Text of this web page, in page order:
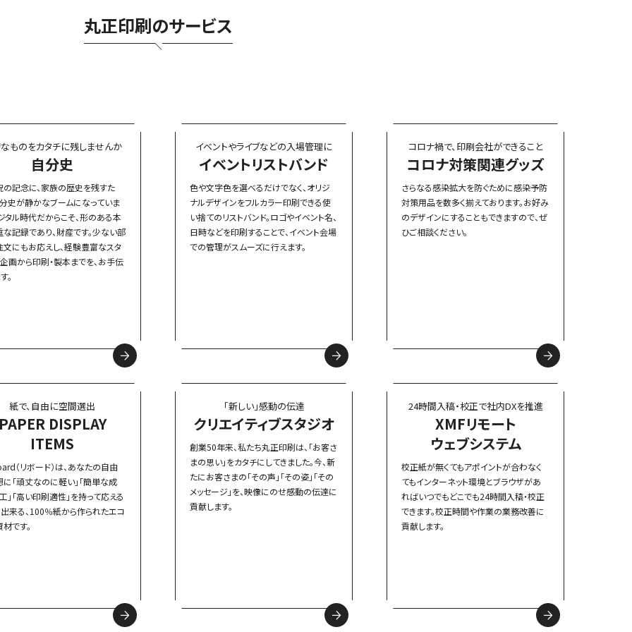
丸正印刷のサービス
ものをカタチに残しませんか
自分史
の記念に、家族の歴史を残すた
史が静かなブームになっていま
タル時代だからこそ、形のある本
記録であり、財産です。少ない部
にもお応えし、経験豊富なスタ
画から印刷・製本までを、お手伝
。
イベントやライブなどの入場管理に
イベントリストバンド
色や文字色を選べるだけでなく、オリジ
ナルデザインをフルカラー印刷できる使
い捨てのリストバンド。ロゴやイベント名、
日時などを印刷することで、イベント会場
での管理がスムーズに行えます。
コロナ禍で、印刷会社ができること
コロナ対策関連グッズ
さらなる感染拡大を防ぐために感染予防
対策用品を数多く揃えております。お好み
のデザインにすることもできますので、ぜ
ひご相談ください。
紙で、自由に空間選出
DISPLAY
ITEMS
（リボード）は、あなたの自由
「頑丈なのに軽い」「簡単な成
」「高い印刷適性」を持って応える
来る、100％紙から作られたエコ
です。
「新しい」感動の伝達
クリエイティブスタジオ
創業50年来、私たち丸正印刷は、「お客さ
まの思い」をカタチにしてきました。今、新
たにお客さまの「その声」「その姿」「その
メッセージ」を、映像にのせ感動の伝達に
貢献します。
24時間入稿・校正で社内DXを推進
XMFリモート
ウェブシステム
校正紙が無くてもアポイントが合わなく
てもインターネット環境とブラウザがあ
ればいつでもどこでも24時間入稿・校正
できます。校正時間や作業の業務改善に
貢献します。